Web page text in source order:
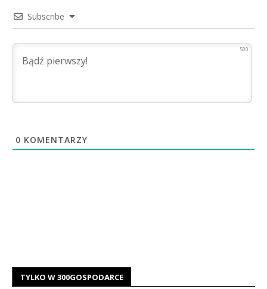
Subscribe
500
0 KOMENTARZY
TYLKO W 300GOSPODARCE